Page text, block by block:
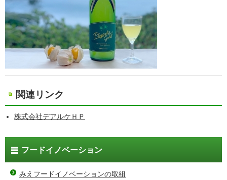
関連リンク
株式会社デアルケＨＰ
フードイノベーション
みえフードイノベーションの取組